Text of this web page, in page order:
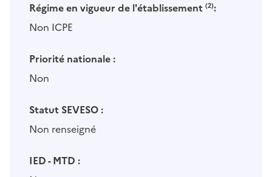
Régime en vigueur de l'établissement (2):
Non ICPE
Priorité nationale :
Non
Statut SEVESO :
Non renseigné
IED - MTD :